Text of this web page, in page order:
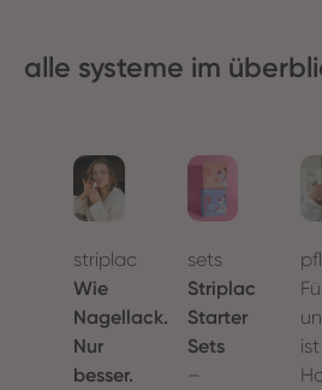
alle systeme im
striplac
Wie
Nagellack.
Nur
besser.
sets
Striplac
Starter
Sets
–
ist